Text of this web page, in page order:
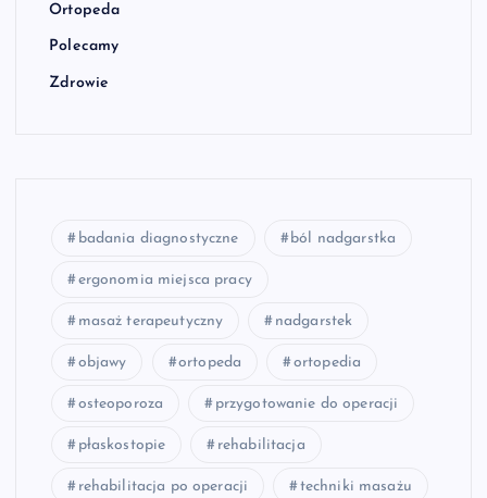
Ortopeda
Polecamy
Zdrowie
badania diagnostyczne ból nadgarstka
ergonomia miejsca pracy
masaż terapeutyczny nadgarstek
objawy ortopeda ortopedia
osteoporoza przygotowanie do operacji
płaskostopie rehabilitacja
rehabilitacja po operacji techniki masażu